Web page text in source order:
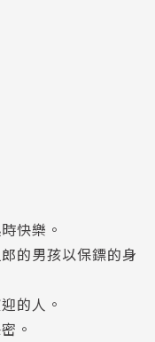
快樂。
的男孩以保鏢的身
的人。
。